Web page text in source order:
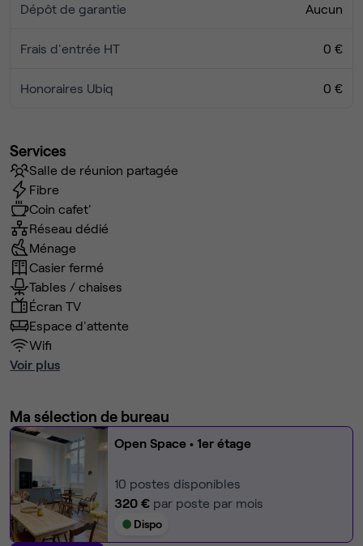
Dépôt de garantie Aucun
Frais d'entrée HT 0 €
Honoraires Ubiq 0 €
Services
Salle de réunion partagée
Fibre
Coin cafet'
Réseau dédié
Ménage
Casier fermé
Tables / chaises
Écran TV
Espace d'attente
Wifi
Voir plus
Ma sélection de bureau
Open Space • 1er étage
10 postes disponibles
320 € par poste par mois
Dispo